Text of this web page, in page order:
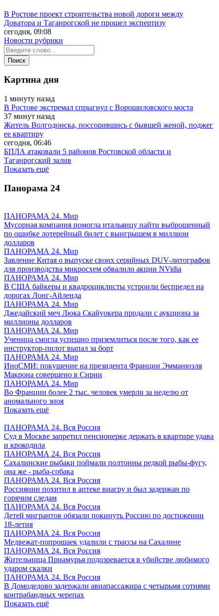
В Ростове проект строительства новой дороги между
Доватора и Таганрогской не прошел экспертизу
сегодня, 09:08
Новости рубрики
Картина дня
1 минуту назад
В Ростове экстремал спрыгнул с Ворошиловского моста
37 минут назад
Житель Волгодонска, поссорившись с бывшей женой, поджег
ее квартиру
сегодня, 06:46
БПЛА атаковали 5 районов Ростовской области и
Таганрогский залив
Показать ещё
Панорама 24
ПАНОРАМА 24. Мир
Мусорная компания помогла итальянцу найти выброшенный
по ошибке лотерейный билет с выигрышем в миллион
долларов
ПАНОРАМА 24. Мир
Завление Китая о выпуске своих серийных DUV-литографов
для производства микросхем обвалило акции NVidia
ПАНОРАМА 24. Мир
В США байкеры и квадроциклисты устроили беспредел на
дорогах Лонг-Айленда
ПАНОРАМА 24. Мир
Джедайский меч Люка Скайуокера продали с аукциона за
миллионы долларов
ПАНОРАМА 24. Мир
Ученица смогла успешно приземлиться после того, как ее
инструктор-пилот выпал за борт
ПАНОРАМА 24. Мир
ИноСМИ: покушение на президента Франции Эмманюэля
Макрона совершено в Сирии
ПАНОРАМА 24. Мир
Во Франции более 2 тыс. человек умерли за неделю от
аномального зноя
Показать ещё
ПАНОРАМА 24. Вся Россия
Суд в Москве запретил пенсионерке держать в квартире удава
и крокодила
ПАНОРАМА 24. Вся Россия
Сахалинские рыбаки поймали полтонны редкой рыбы-фугу,
она же - рыба-собака
ПАНОРАМА 24. Вся Россия
Россиянин похитил в аптеке виагру и был задержан по
горячим следам
ПАНОРАМА 24. Вся Россия
Детей мигрантов обязали покинуть Россию по достижении
18-летия
ПАНОРАМА 24. Вся Россия
Медвежат-попрошаек удалили с трассы на Сахалине
ПАНОРАМА 24. Вся Россия
Жительница Приамурья подозревается в убийстве любимого
ударом скалки
ПАНОРАМА 24. Вся Россия
В Домодедово задержали авиапассажира с четырьмя сотнями
контрабандных черепах
Показать ещё